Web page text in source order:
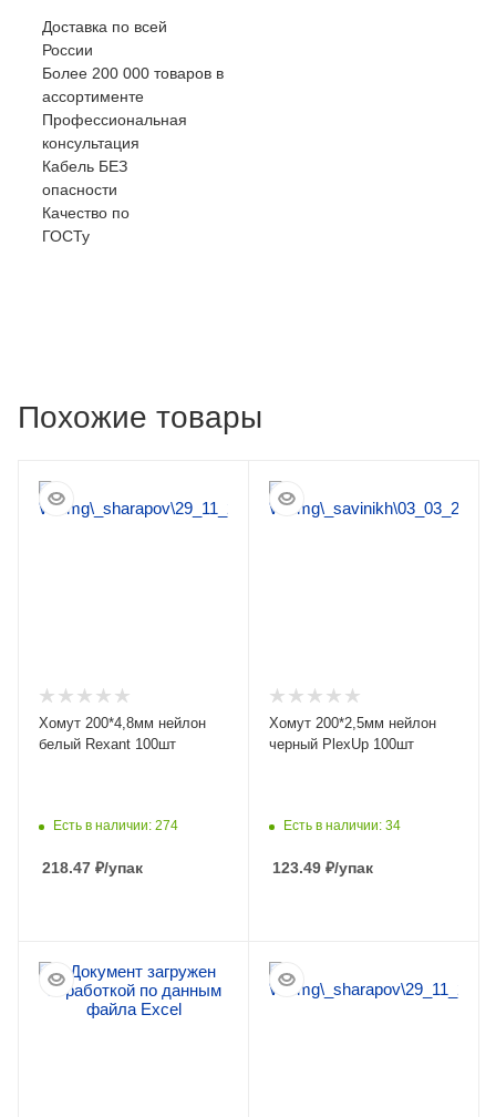
Доставка по всей
России
Более 200 000 товаров в
ассортименте
Профессиональная
консультация
Кабель БЕЗ
опасности
Качество по
ГОСТу
Похожие товары
Хомут 200*4,8мм нейлон
белый Rexant 100шт
Есть в наличии: 274
218.47 ₽/упак
ПОДРОБНЕЕ
Хомут 200*2,5мм нейлон
черный PlexUp 100шт
Есть в наличии: 34
123.49 ₽/упак